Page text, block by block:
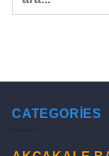
CATEGORIES